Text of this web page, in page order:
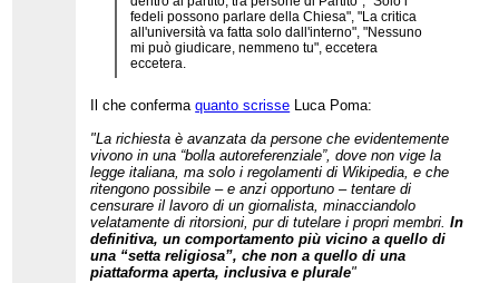
fedeli possono parlare della Chiesa", "La critica
all'università va fatta solo dall'interno", "Nessuno
mi può giudicare, nemmeno tu", eccetera
eccetera.
Il che confermaquanto scrisse Luca Poma:
"La richiesta è avanzata da persone che evidentemente
vivono in una “bolla autoreferenziale”, dove non vige la
legge italiana, ma solo i regolamenti di Wikipedia, e che
ritengono possibile – e anzi opportuno – tentare di
censurare il lavoro di un giornalista, minacciandolo
velatamente di ritorsioni, pur di tutelare i propri membri.In
definitiva, un comportamento più vicino a quello di
una “setta religiosa”, che non a quello di una
piattaforma aperta, inclusiva e plurale"